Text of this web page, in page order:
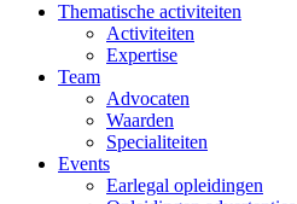
Thematische activiteiten
Activiteiten
Expertise
Team
Advocaten
Waarden
Specialiteiten
Events
Earlegal opleidingen